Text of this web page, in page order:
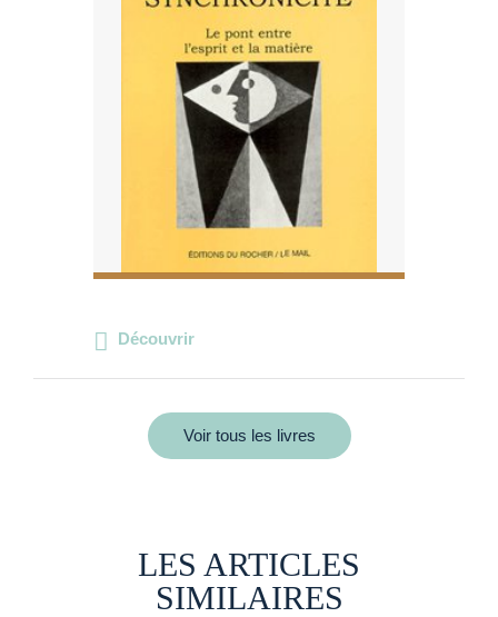
Découvrir
Voir tous les livres
LES ARTICLES
SIMILAIRES